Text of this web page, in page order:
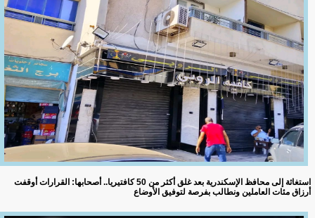
استغاثة إلى محافظ الإسكندرية بعد غلق أكثر من 50 كافتيريا.. أصحابها: القرارات أوقفت
أرزاق مئات العاملين ونطالب بفرصة لتوفيق الأوضاع